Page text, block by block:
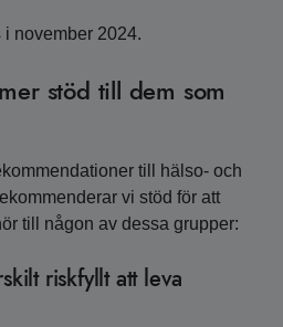
november 2024.
stöd till dem som
till hälso- och
vi stöd för att
till någon av dessa grupper:
riskfyllt att leva